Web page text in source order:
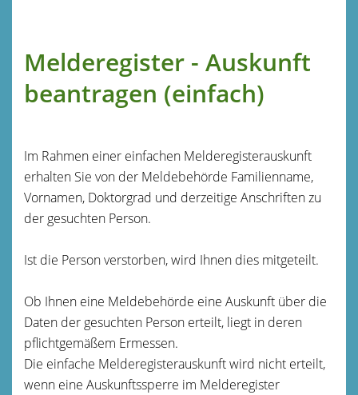
Melderegister - Auskunft
beantragen (einfach)
Im Rahmen einer einfachen Melderegisterauskunft
erhalten Sie von der Meldebehörde Familienname,
Vornamen, Doktorgrad und derzeitige Anschriften zu
der gesuchten Person.
Ist die Person verstorben, wird Ihnen dies mitgeteilt.
Ob Ihnen eine Meldebehörde eine Auskunft über die
Daten der gesuchten Person erteilt, liegt in deren
pflichtgemäßem Ermessen.
Die einfache Melderegisterauskunft wird nicht erteilt,
wenn eine Auskunftssperre im Melderegister